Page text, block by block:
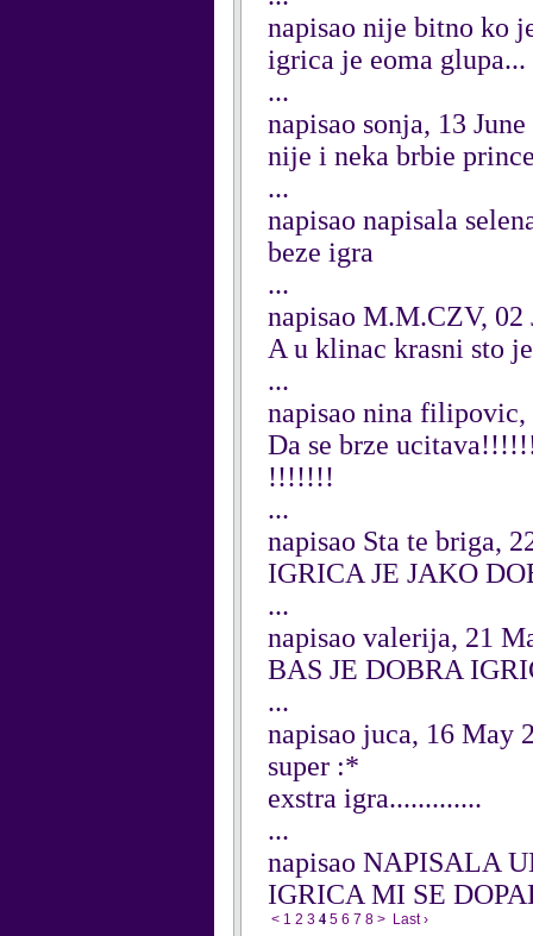
napisao nije bitno ko
igrica je eoma
...
napisao sonja, 13 June
nije i neka brbie
...
napisao napisala
beze igra
...
napisao M.M.CZV, 02
A u klinac krasni sto
...
napisao nina filipovic,
Da se brze
!!!!!!!
...
napisao Sta te briga,
IGRICA JE JAKO
...
napisao valerija, 21
BAS JE DOBRA
...
napisao juca, 16 May
super :*
exstra igra.............
...
napisao NAPISALA
IGRICA MI SE
< 1 2 3 4 5 6 7 8 > Last ›